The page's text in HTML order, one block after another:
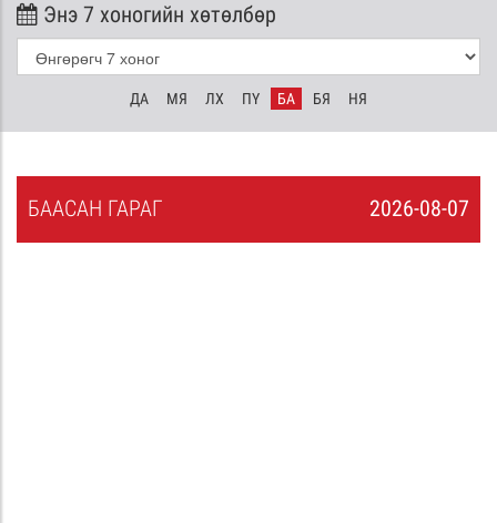
Энэ 7 хоногийн хөтөлбөр
ДА МЯ ЛХ ПҮ БА БЯ НЯ
2026-08-07
БААСАН ГАРАГ